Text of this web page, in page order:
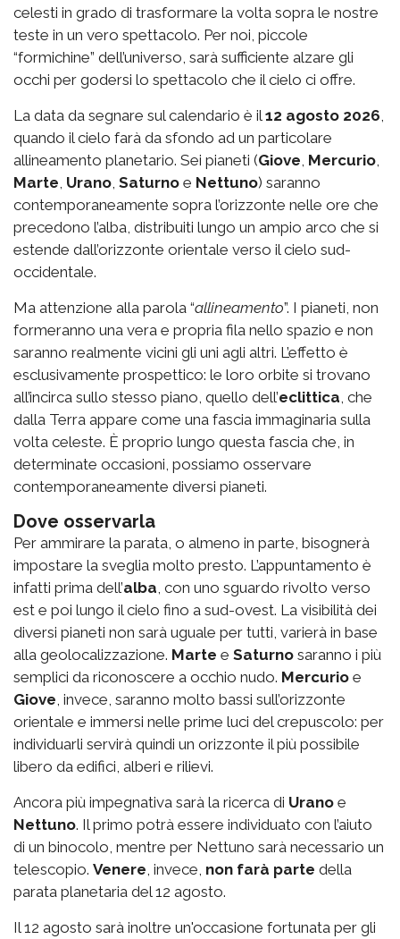
celesti in grado di trasformare la volta sopra le nostre
teste in un vero spettacolo. Per noi, piccole
“formichine” dell’universo, sarà sufficiente alzare gli
occhi per godersi lo spettacolo che il cielo ci offre.
La data da segnare sul calendario è il 12 agosto 2026
quando il cielo farà da sfondo ad un particolare
allineamento planetario. Sei pianeti (Giove Mercurio
Marte Urano Saturno e Nettuno) saranno
contemporaneamente sopra l’orizzonte nelle ore che
precedono l’alba, distribuiti lungo un ampio arco che si
estende dall’orizzonte orientale verso il cielo sud-
occidentale.
Ma attenzione alla parola “allineamento”. I pianeti, non
formeranno una vera e propria fila nello spazio e non
saranno realmente vicini gli uni agli altri. L’effetto è
esclusivamente prospettico: le loro orbite si trovano
all’incirca sullo stesso piano, quello dell’eclittica , che
dalla Terra appare come una fascia immaginaria sulla
volta celeste. È proprio lungo questa fascia che, in
determinate occasioni, possiamo osservare
contemporaneamente diversi pianeti.
Dove osservarla
Per ammirare la parata, o almeno in parte, bisognerà
impostare la sveglia molto presto. L’appuntamento è
infatti prima dell’alba , con uno sguardo rivolto verso
est e poi lungo il cielo fino a sud-ovest. La visibilità dei
diversi pianeti non sarà uguale per tutti, varierà in base
alla geolocalizzazione. Marte e Saturno saranno i più
semplici da riconoscere a occhio nudo. Mercurio e
Giove , invece, saranno molto bassi sull’orizzonte
orientale e immersi nelle prime luci del crepuscolo: per
individuarli servirà quindi un orizzonte il più possibile
libero da edifici, alberi e rilievi.
Ancora più impegnativa sarà la ricerca di Urano e
Nettuno. Il primo potrà essere individuato con l’aiuto
di un binocolo, mentre per Nettuno sarà necessario un
telescopio. Venere , invece, non farà parte della
parata planetaria del 12 agosto.
Il 12 agosto sarà inoltre un'occasione fortunata per gli